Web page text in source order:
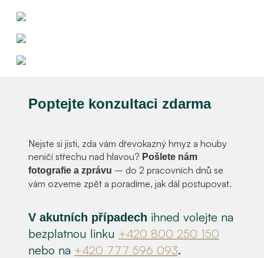
Poptejte konzultaci zdarma
Nejste si jisti, zda vám dřevokazný hmyz a houby
neničí střechu nad hlavou? Pošlete nám
fotografie a zprávu – do 2 pracovních dnů se
vám ozveme zpět a poradíme, jak dál postupovat.
V akutních případech ihned volejte na
bezplatnou linku +420 800 250 150
nebo na +420 777 596 093.